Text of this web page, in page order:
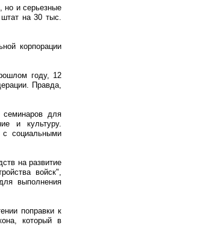
но и серьезные
на 30 тыс.
корпорации
году, 12
Правда,
для
и культуру.
с социальными
на развитие
войск",
выполнения
поправки к
который в